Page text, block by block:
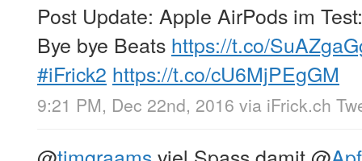
Post Update: Apple AirPods im
Bye bye Beats https://t.co/
#iFrick2 https://t.co/cU6MjPEgGM
9:21 PM, Dec 22nd, 2016 via iFrick.ch